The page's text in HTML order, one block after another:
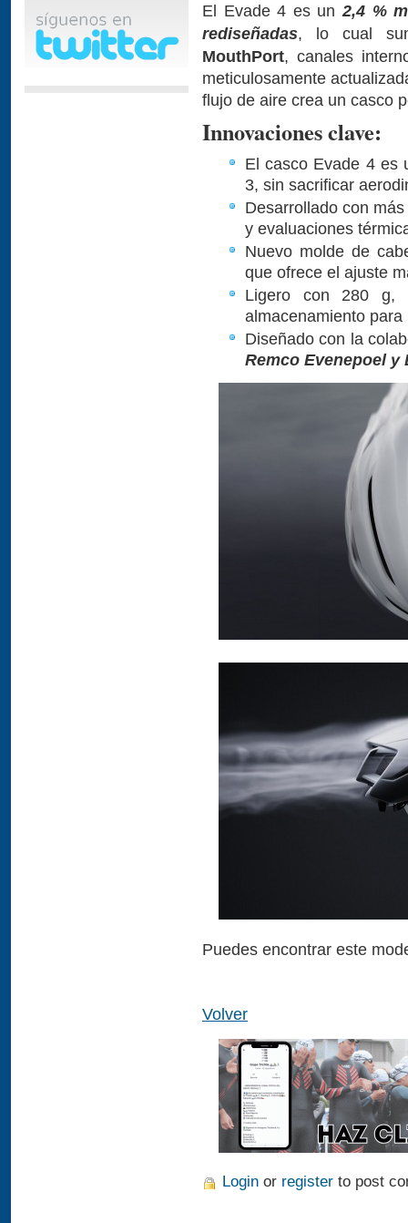
El Evade 4 es un 2,4 %
rediseñadas, lo cual
MouthPort, canales
meticulosamente
flujo de aire crea un casco
Innovaciones clave:
El casco Evade 4 es
3, sin sacrificar
Desarrollado con
y evaluaciones
Nuevo molde de
que ofrece el ajuste
Ligero con 280 g,
almacenamiento para
Diseñado con la
Remco Evenepoel y
Puedes encontrar este
Volver
Login or register to post